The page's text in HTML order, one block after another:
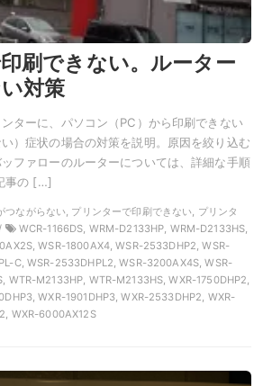
刷できない。ルーター
対策
ターに、パソコン（PC）から印刷できない
い）症状の場合の対策を説明。原因を絞り込む
ファローのルーターについては、詳細な手順
事の […]
ながらない, プリンターで印刷できない, プリンタ
WCR-1166DS, WRM-D2133HP, WRM-D2133HS,
WSR-1800AX4, WSR-2533DHP2, WSR-
C, WSR-2533DHPL2, WSR-3200AX4S, WSR-
M2133HP, WTR-M2133HS, WXR-1750DHP2,
WXR-1901DHP3, WXR-2533DHP2, WXR-
WXR-6000AX12S